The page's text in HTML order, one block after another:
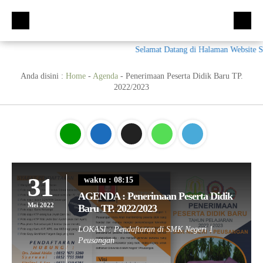
Kompetensi Keahlian
Bisnis Daring dan Pemasaran (BDB)
Akuntansi Dan Keuangan Lembaga (AKL)
Otomatisasi dan Tata Kelola Perkantoran (OTKP)
Galeri
Video
Materi + Tugas
Kumpulan Soal
OTKP
Multimedia
Materi TPAV
Akuntansi
Humas
BKK
LSP
E-Rapor
PPDB
Selamat Datang di Halaman Website
Anda disini : Home- Agenda- Penerimaan Peserta Didik Baru TP.
2022/2023
31
Mei 2022
waktu : 08:15
AGENDA : Penerimaan Peserta Didik
Baru TP. 2022/2023
LOKASI : Pendaftaran di SMK Negeri 1
Peusangan